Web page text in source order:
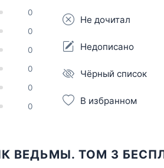
0
0
0
0
0
0
Не дочитал
Недописано
Чёрный список
В избранном
ВЕДЬМЫ. ТОМ 3